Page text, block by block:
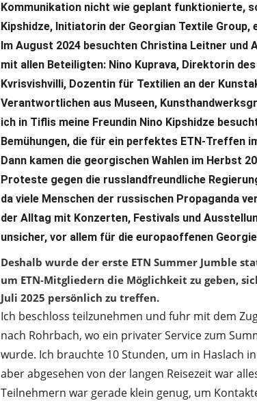
Kommunikation nicht wie geplant funktionierte,
Kipshidze, Initiatorin der Georgian Textile
Im August 2024 besuchten Christina Leitner und
mit allen Beteiligten: Nino Kuprava, Direktorin
Kvrisvishvilli, Dozentin für Textilien an der
Verantwortlichen aus Museen,
ich in Tiflis meine Freundin Nino Kipshidze
Bemühungen, die für ein perfektes ETN-Treffen
Dann kamen die georgischen Wahlen im Herbst
Proteste gegen die russlandfreundliche
da viele Menschen der russischen Propaganda
der Alltag mit Konzerten, Festivals und
unsicher, vor allem für die europaoffenen
Deshalb wurde der erste ETN Summer Jumble
um ETN-Mitgliedern die Möglichkeit zu geben,
Juli 2025 persönlich zu treffen.
Ich beschloss teilzunehmen und fuhr mit dem
nach Rohrbach, wo ein privater Service zum
wurde. Ich brauchte 10 Stunden, um in Haslach
aber abgesehen von der langen Reisezeit war
Teilnehmern war gerade klein genug, um